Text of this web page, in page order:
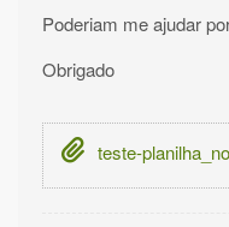
Poderiam me ajudar
Obrigado
teste-